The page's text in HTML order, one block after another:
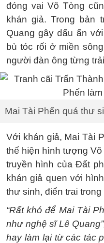
đóng vai Võ Tòng
khán giả. Trong bản
Quang gây dấu ấn
bù tóc rối ở miền
người đàn ông từng
Mai Tài Phến quá thư
Với khán giả, Mai Tài
thể hiện hình tượng
truyền hình của Đất
khán giả quen với
thư sinh, điển trai trong
“Rất khó để Mai Tài
như nghệ sĩ Lê
hay làm lại từ các tác